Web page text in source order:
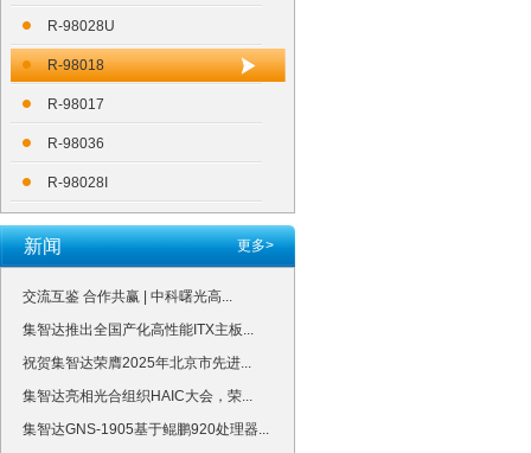
R-98028U
R-98018
R-98017
R-98036
R-98028I
更多>
新闻
交流互鉴 合作共赢 | 中科曙光高...
集智达推出全国产化高性能ITX主板...
祝贺集智达荣膺2025年北京市先进...
集智达亮相光合组织HAIC大会，荣...
集智达GNS-1905基于鲲鹏920处理器...